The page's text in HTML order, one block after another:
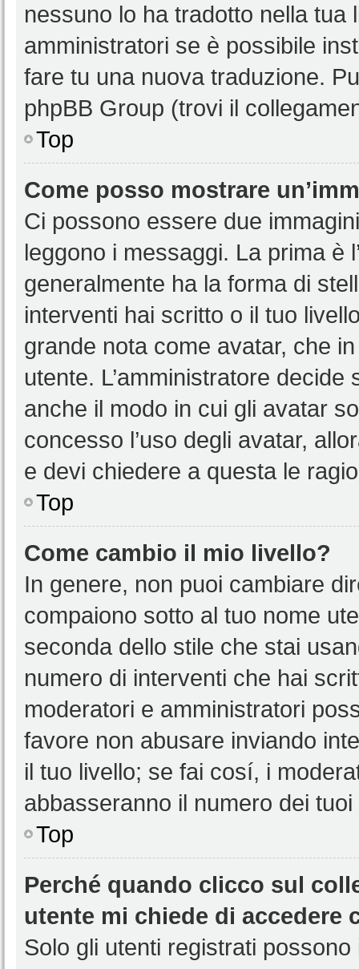
nessuno lo ha tradotto nella tua
amministratori se è possibile
fare tu una nuova traduzione.
phpBB Group (trovi il
Top
Come posso mostrare
Ci possono essere due
leggono i messaggi. La prima è
generalmente ha la forma di
interventi hai scritto o il tuo
grande nota come avatar, che
utente. L’amministratore
anche il modo in cui gli avatar
concesso l’uso degli avatar,
e devi chiedere a questa le
Top
Come cambio il mio livello?
In genere, non puoi cambiare
compaiono sotto al tuo nome
seconda dello stile che stai
numero di interventi che hai
moderatori e amministratori
favore non abusare inviando
il tuo livello; se fai cosí, i
abbasseranno il numero dei
Top
Perché quando clicco sul
utente mi chiede di accedere
Solo gli utenti registrati